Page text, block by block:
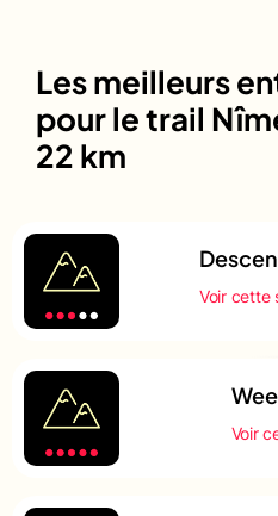
Les meilleurs
pour le trail
22 km
Voir cette
Voir